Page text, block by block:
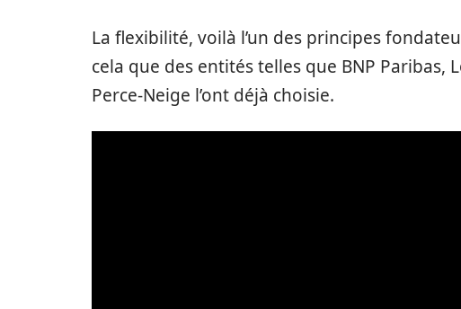
La flexibilité, voilà l’un des principes
cela que des entités telles que BNP
Perce-Neige l’ont déjà choisie.